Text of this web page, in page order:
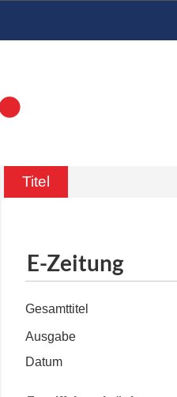
Titel
E-Zeitung
Gesamttitel
Ausgabe
Datum